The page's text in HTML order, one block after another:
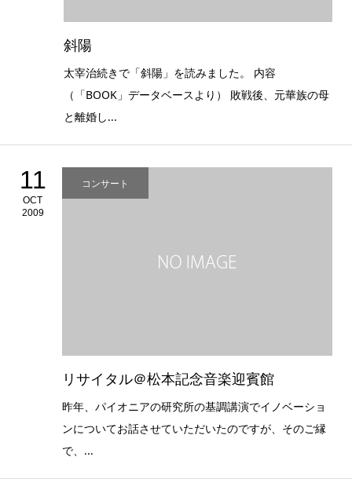
斜陽
太宰治続きで「斜陽」を読みました。 内容
（「BOOK」データベースより） 敗戦後、元華族の母
と離婚し...
11
OCT
2009
コンサート
リサイタル＠松本記念音楽迎賓館
昨年、パイオニアの研究所の基調講演でイノベーショ
ンについてお話させていただいたのですが、そのご縁
で、...